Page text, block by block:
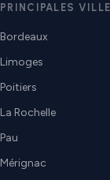
PRINCIPALES
Bordeaux
Limoges
Poitiers
La Rochelle
Pau
Mérignac